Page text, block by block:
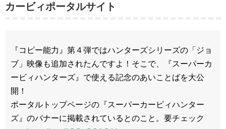
カービィポータルサイト
『コピー能力』第４弾ではハンターズシリーズの「ジョ
ブ」映像も追加されたんですよ！そこで、『スーパーカ
ービィハンターズ』で使える記念のあいことばを大公
開！
ポータルトップページの『スーパーカービィハンター
ズ』のバナーに掲載されているとのこと。要チェック